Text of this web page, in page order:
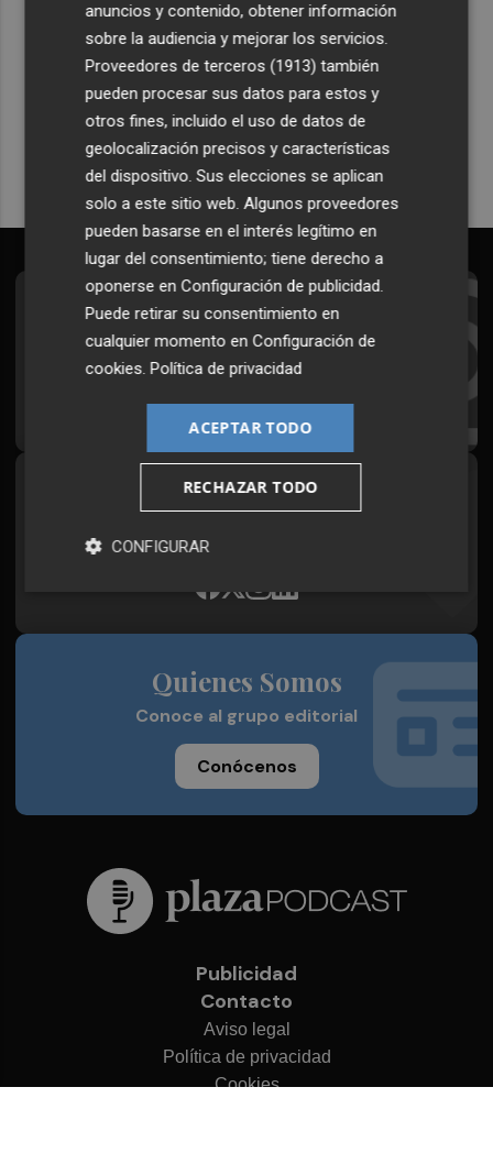
Recibe toda la actualidad de
Plaza Podcast en tu correo
Quiero suscribirme
Suscríbete al Boletín
Todos los días a primera hora en tu email
¡Quiero suscribirme!
Síguenos en redes
Plaza Podcast, desde cualquier medio
Quienes Somos
Conoce al grupo editorial
Conócenos
Publicidad
Contacto
Aviso legal
Política de privacidad
Cookies
anuncios y contenido, obtener información
sobre la audiencia y mejorar los servicios.
Proveedores de terceros (1913) también
pueden procesar sus datos para estos y
otros fines, incluido el uso de datos de
geolocalización precisos y características
del dispositivo. Sus elecciones se aplican
solo a este sitio web. Algunos proveedores
pueden basarse en el interés legítimo en
lugar del consentimiento; tiene derecho a
oponerse enConfiguración de publicidad.
Puede retirar su consentimiento en
cualquier momento enConfiguración de
cookies.Política de privacidad
ACEPTAR TODO
RECHAZAR TODO
CONFIGURAR